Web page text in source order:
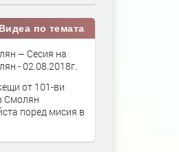
Видеа по темата
– Сесия на
- 02.08.2018г.
от 101-ви
Смолян
поред мисия в